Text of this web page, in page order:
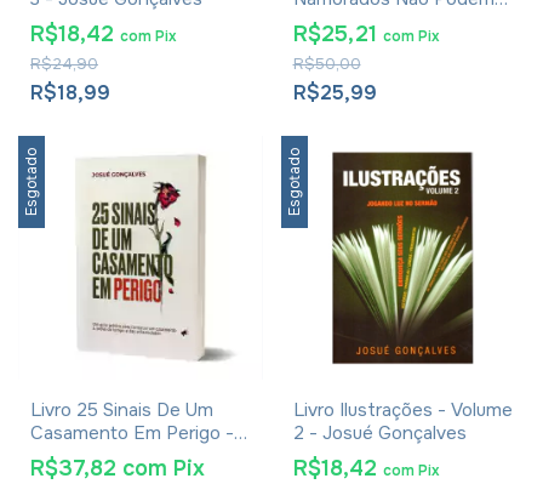
R$18,99
R$24,90
R$18,42 comPix
Cometer - Josué
Gonçalves
R$25,99
R$50,00
R$25,21 com Pix
Esgotado
Livro 25 Sinais De Um
Casamento Em Perigo -
Josué Gonçalves
R$37,82 com Pix
Esgotado
Livro Ilustrações - Volume
2 - Josué Gonçalves
R$18,42 com Pix